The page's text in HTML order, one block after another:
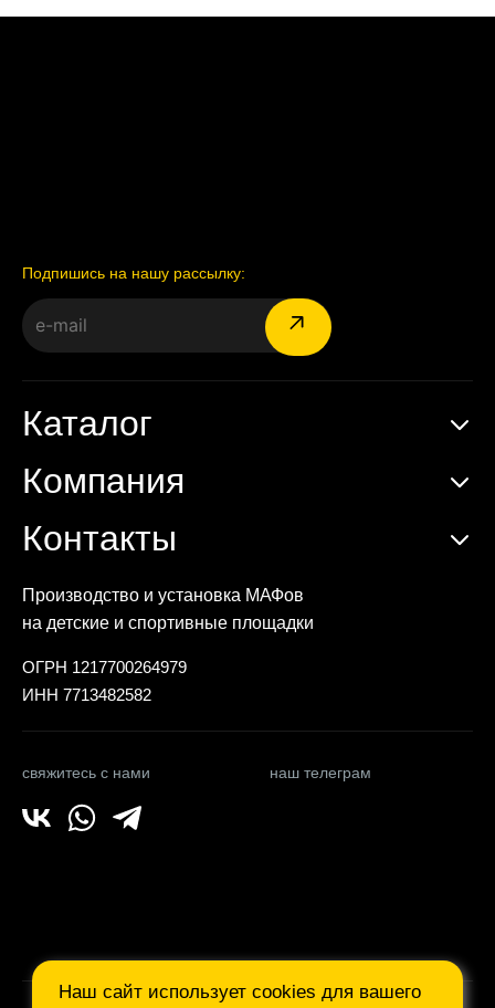
Подпишись на нашу рассылку:
Производство и установка МАФов
на детские и спортивные площадки
ОГРН 1217700264979
ИНН 7713482582
свяжитесь с нами наш телеграм
Каталог
Компания
Контакты
Наш сайт использует cookies для вашего